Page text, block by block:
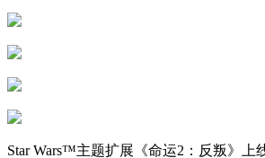
Star Wars™主题扩展《命运2：反叛》上